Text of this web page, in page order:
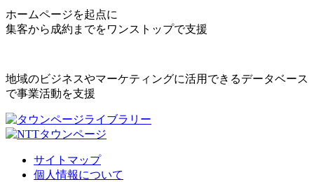
ホームページを起点に
集客から成約までをワンストップで支援
地域のビジネスやマーケティングに活用できるデータベース
で事業活動を支援
サイトマップ
個人情報について